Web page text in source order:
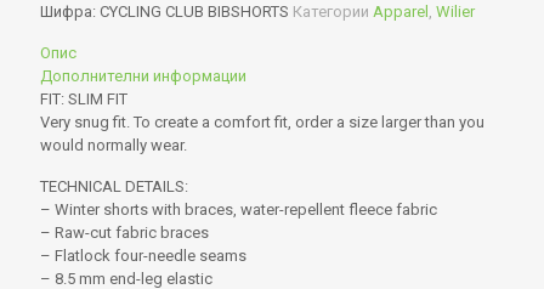
Шифра: CYCLING CLUB BIBSHORTS Категории Apparel , Wilier
Опис
Дополнителни информации
FIT: SLIM FIT
Very snug fit. To create a comfort fit, order a size larger than you
would normally wear.
TECHNICAL DETAILS:
– Winter shorts with braces, water-repellent fleece fabric
– Raw-cut fabric braces
– Flatlock four-needle seams
– 8.5 mm end-leg elastic